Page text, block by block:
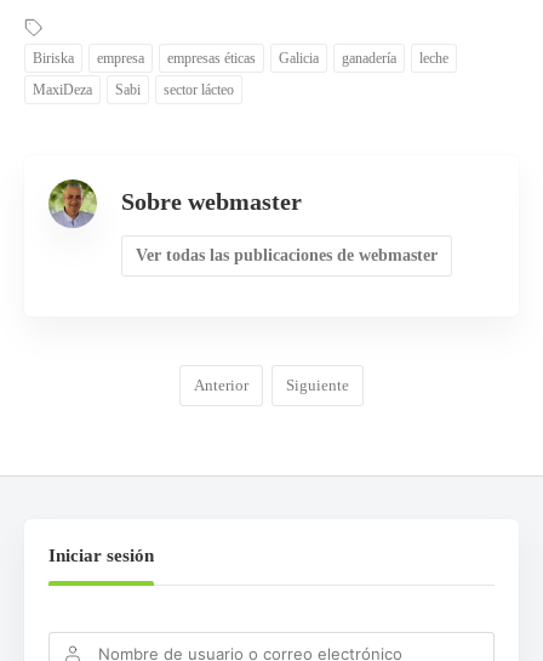
Biriska empresa empresas éticas Galicia ganadería
leche
MaxiDeza
Sabi sector lácteo
Sobre webmaster
Ver todas las publicaciones de webmaster
Anterior Siguiente
Iniciar sesión